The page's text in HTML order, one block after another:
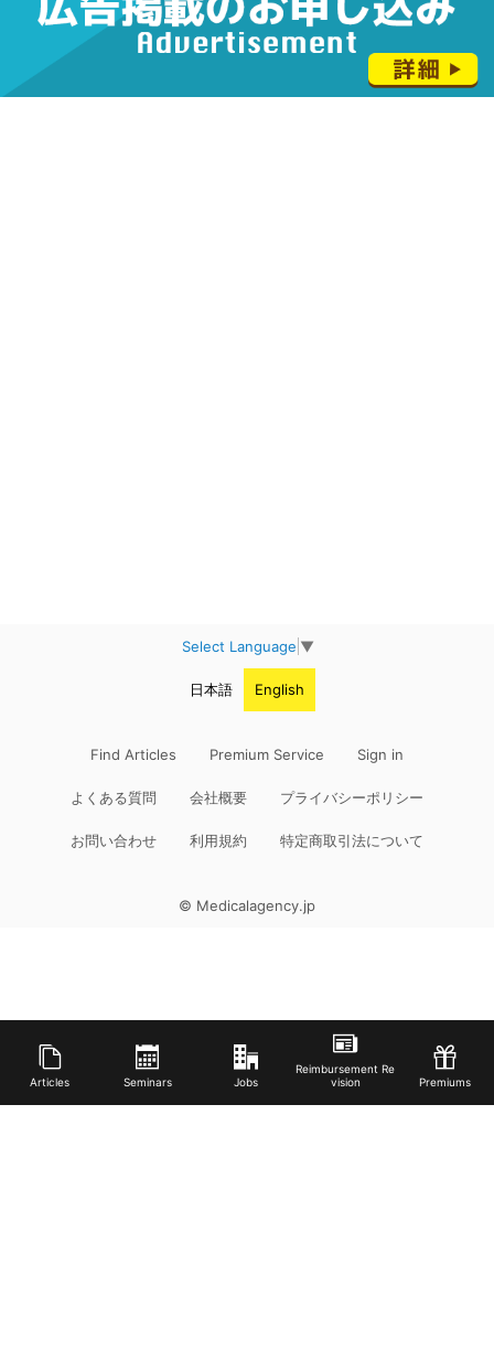
Articles Seminars Jobs
Reimbursement Re
vision
Premiums
Select Language ▼
日本語 English
Find Articles Premium Service Sign in
よくある質問 会社概要 プライバシーポリシー
お問い合わせ 利用規約 特定商取引法について
© Medicalagency.jp